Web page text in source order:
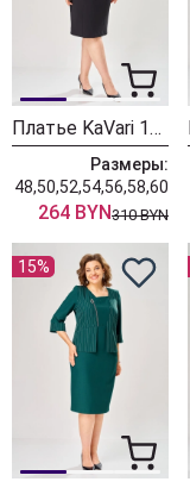
Платье KaVari 1160 черный
Размеры:
48,50,52,54,56,58,60
264 BYN310 BYN
15%